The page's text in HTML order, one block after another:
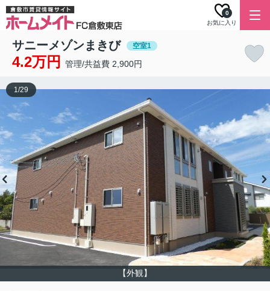
お気に入り
0
サニーメゾンまきび 空室1
4.2万円 管理/共益費 2,900円
【外観】
1/29